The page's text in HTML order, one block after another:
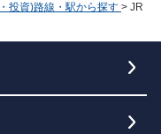
投資)路線・駅から探す > JR